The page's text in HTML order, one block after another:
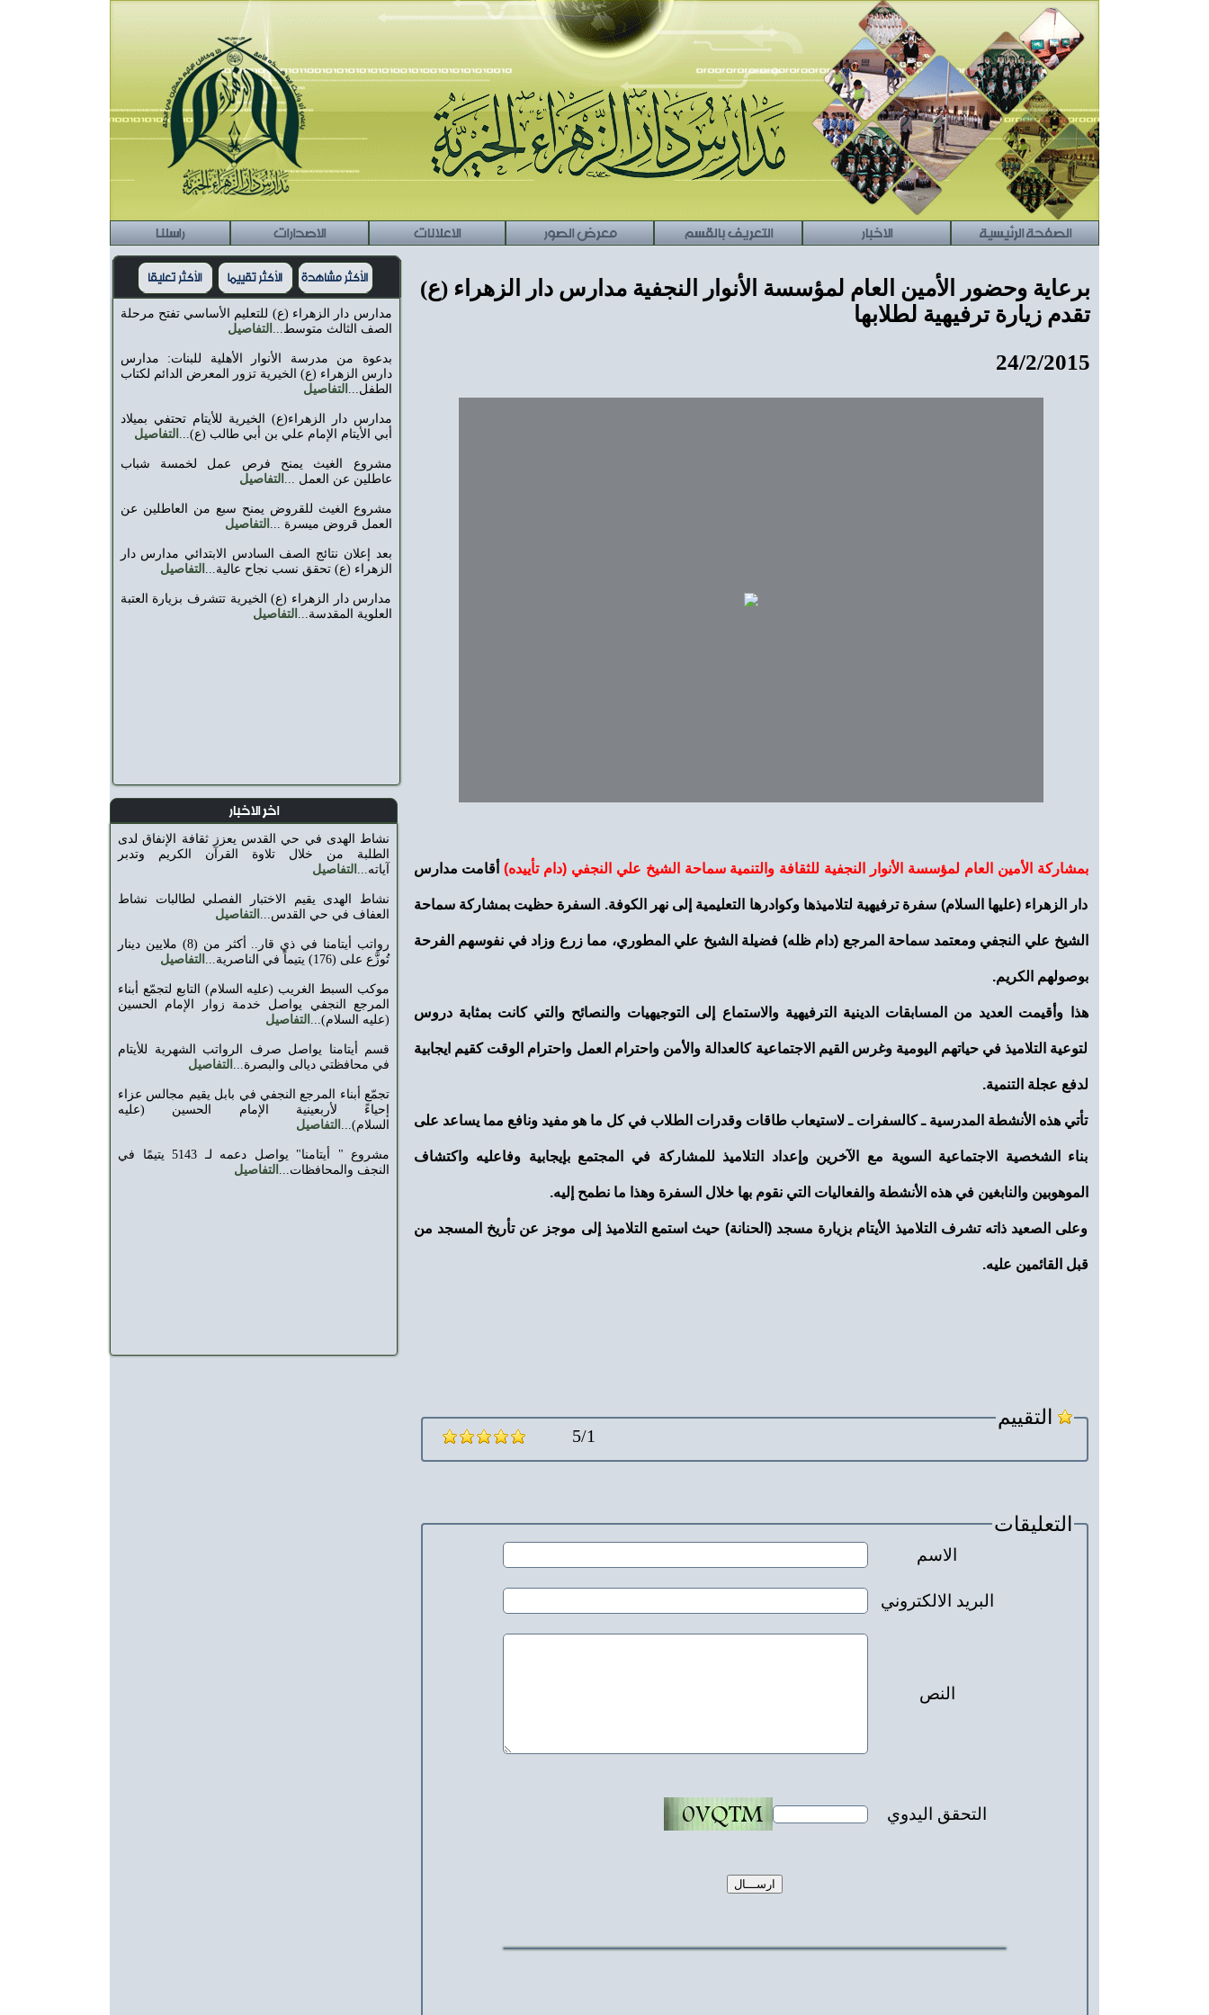
الصفحة الرئيسية الاخبار التعريف بالقسم معرض الصور الاعلانات الاصدارات راسلنا
برعاية وحضور الأمين العام لمؤسسة الأنوار النجفية مدارس دار الزهراء (ع)
تقدم زيارة ترفيهية لطلابها
24/2/2015
بمشاركة الأمين العام لمؤسسة الأنوار النجفية للثقافة والتنمية سماحة الشيخ علي النجفي (دام تأييده)أقامت مدارس
دار الزهراء (عليها السلام) سفرة ترفيهية لتلاميذها وكوادرها التعليمية إلى نهر الكوفة. السفرة حظيت بمشاركة سماحة
الشيخ علي النجفي ومعتمد سماحة المرجع (دام ظله) فضيلة الشيخ علي المطوري، مما زرع وزاد في نفوسهم الفرحة
بوصولهم الكريم.
هذا وأقيمت العديد من المسابقات الدينية الترفيهية والاستماع إلى التوجيهيات والنصائح والتي كانت بمثابة دروس
لتوعية التلاميذ في حياتهم اليومية وغرس القيم الاجتماعية كالعدالة والأمن واحترام العمل واحترام الوقت كقيم ايجابية
لدفع عجلة التنمية.
تأتي هذه الأنشطة المدرسية ـ كالسفرات ـ لاستيعاب طاقات وقدرات الطلاب في كل ما هو مفيد ونافع مما يساعد على
بناء الشخصية الاجتماعية السوية مع الآخرين وإعداد التلاميذ للمشاركة في المجتمع بإيجابية وفاعليه واكتشاف
الموهوبين والنابغين في هذه الأنشطة والفعاليات التي نقوم بها خلال السفرة وهذا ما نطمح إليه.
وعلى الصعيد ذاته تشرف التلاميذ الأيتام بزيارة مسجد (الحنانة) حيث استمع التلاميذ إلى موجز عن تأريخ المسجد من
قبل القائمين عليه.
مدارس دار الزهراء (ع) للتعليم الأساسي تفتح مرحلة
الصف الثالث متوسط... التفاصيل
بدعوة من مدرسة الأنوار الأهلية للبنات: مدارس
دارس الزهراء (ع) الخيرية تزور المعرض الدائم لكتاب
الطفل... التفاصيل
مدارس دار الزهراء(ع) الخيرية للأيتام تحتفي بميلاد
أبي الأيتام الإمام علي بن أبي طالب (ع)... التفاصيل
مشروع الغيث يمنح فرص عمل لخمسة شباب
عاطلين عن العمل ... التفاصيل
مشروع الغيث للقروض يمنح سبع من العاطلين عن
العمل قروض ميسرة ... التفاصيل
بعد إعلان نتائج الصف السادس الابتدائي مدارس دار
الزهراء (ع) تحقق نسب نجاح عالية... التفاصيل
مدارس دار الزهراء (ع) الخيرية تتشرف بزيارة العتبة
العلوية المقدسة... التفاصيل
اخر الاخبار
نشاط الهدى في حي القدس يعزز ثقافة الإنفاق لدى
الطلبة من خلال تلاوة القرآن الكريم وتدبر
آياته... التفاصيل
نشاط الهدى يقيم الاختبار الفصلي لطالبات نشاط
العفاف في حي القدس... التفاصيل
رواتب أيتامنا في ذي قار.. أكثر من (8) ملايين دينار
تُوزَّع على (176) يتيماً في الناصرية...
التفاصيل
موكب السبط الغريب (عليه السلام) التابع لتجمّع أبناء
المرجع ‏النجفي يواصل خدمة زوار الإمام الحسين
(عليه السلام)‏... التفاصيل
قسم أيتامنا يواصل صرف الرواتب الشهرية للأيتام
في محافظتي ديالى والبصرة... التفاصيل
تجمّع أبناء المرجع النجفي في بابل يقيم مجالس عزاء
إحياءً ‏لأربعينية الإمام الحسين (عليه
السلام)‏... التفاصيل
مشروع " أيتامنا" يواصل دعمه لـ 5143 يتيمًا في
النجف والمحافظات... التفاصيل
التقييم
5/1
التعليقات
الاسم
البريد الالكتروني
النص
التحقق اليدوي